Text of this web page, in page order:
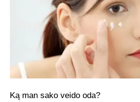
Ką man sako veido oda?